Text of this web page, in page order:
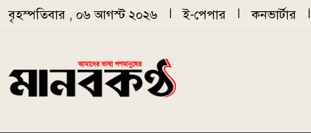
Skip to main content
বৃহস্পতিবার , ০৬ আগস্ট ২০২৬ ই-পেপার কনভার্টার